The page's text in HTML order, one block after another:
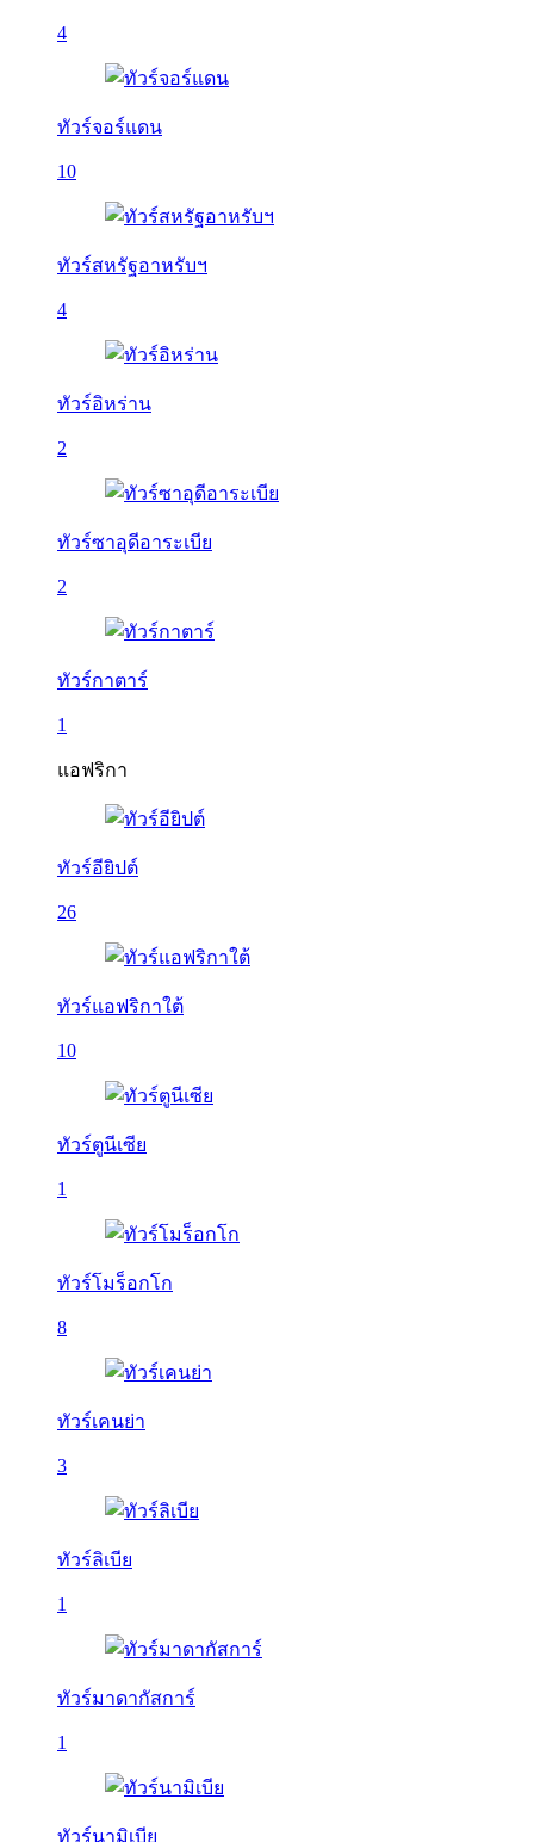
4
ทัวร์จอร์แดน
10
ทัวร์สหรัฐอาหรับฯ
4
ทัวร์อิหร่าน
2
ทัวร์ซาอุดีอาระเบีย
2
ทัวร์กาตาร์
1
แอฟริกา
ทัวร์อียิปต์
26
ทัวร์แอฟริกาใต้
10
ทัวร์ตูนีเซีย
1
ทัวร์โมร็อกโก
8
ทัวร์เคนย่า
3
ทัวร์ลิเบีย
1
ทัวร์มาดากัสการ์
1
ทัวร์นามิเบีย